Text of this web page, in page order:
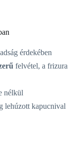
érdekében
felvétel, a frizura
nélkül
lehúzott kapucnival